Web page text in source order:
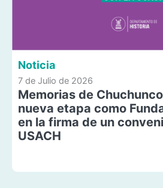
Noticia
7 de Julio de 2026
Memorias de
nueva etapa como
en la firma de un
USACH